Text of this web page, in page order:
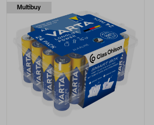
Multibuy